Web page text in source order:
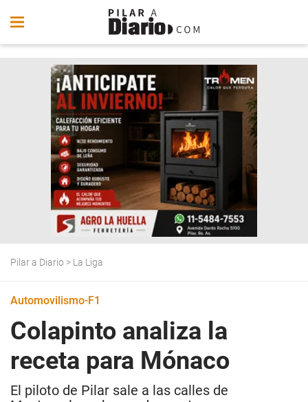
Pilar a Diario > La Liga
Automovilismo-F1
Colapinto analiza la
receta para Mónaco
El piloto de Pilar sale a las calles de